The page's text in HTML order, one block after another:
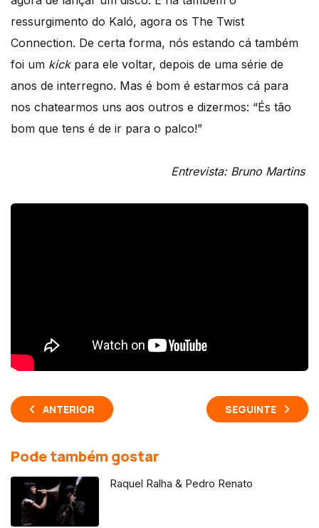
ressurgimento do Kaló, agora os The Twist
Connection. De certa forma, nós estando cá também
foi um kickpara ele voltar, depois de uma série de
anos de interregno. Mas é bom é estarmos cá para
nos chatearmos uns aos outros e dizermos: “És tão
bom que tens é de ir para o palco!”
Entrevista: Bruno Martins
ANTERIOR SEGUINTE
Pode também gostar
Raquel Ralha & Pedro Renato